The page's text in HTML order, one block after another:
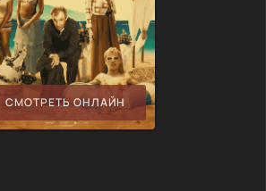
СМОТРЕТЬ ОНЛАЙН